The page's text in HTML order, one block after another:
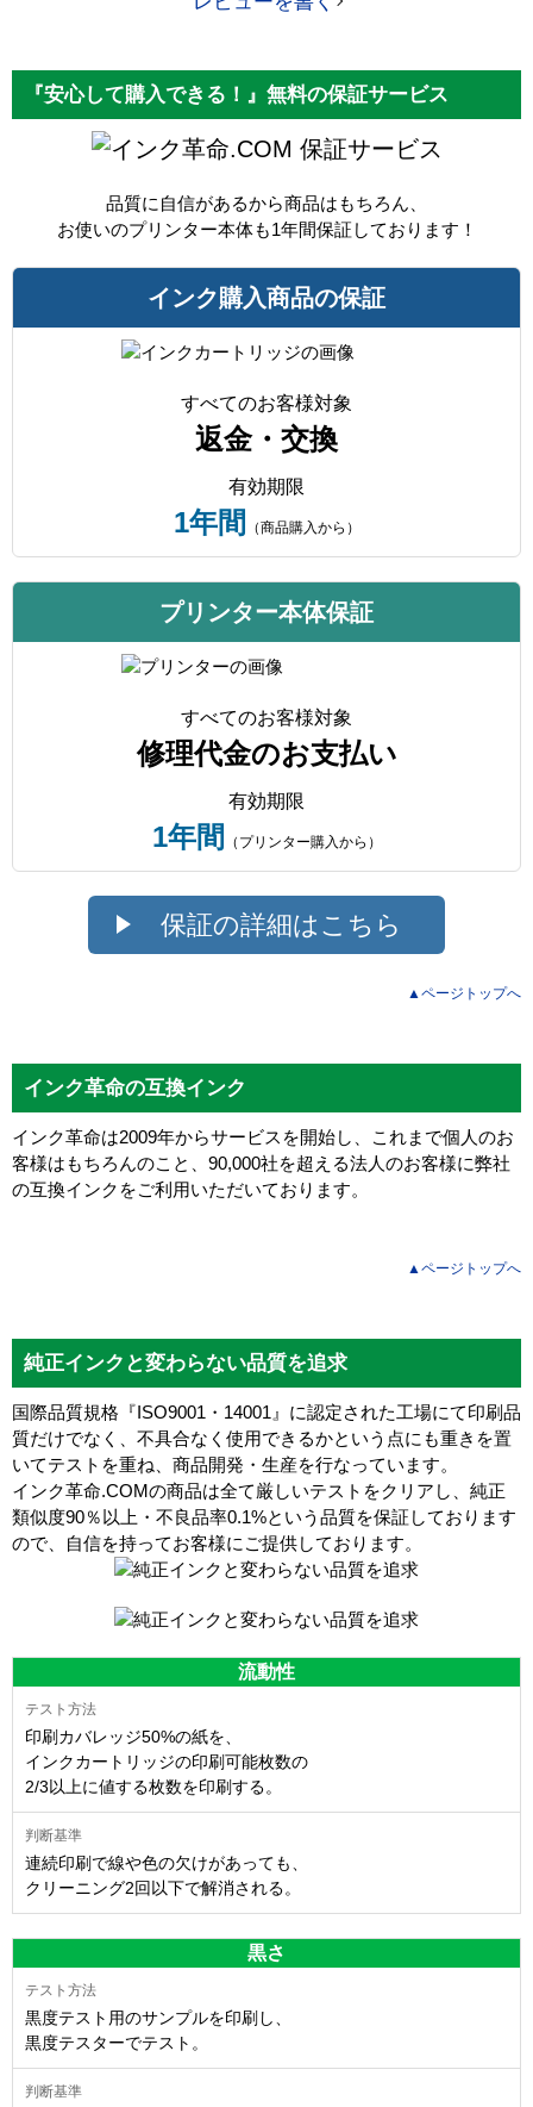
『安心して購入できる！』無料の保証サービス
保証サービス
品質に自信があるから商品はもちろん、
お使いのプリンター本体も1年間保証しております！
インク購入商品の保証
すべてのお客様対象
返金・交換
有効期限
1年間 （商品購入から）
プリンター本体保証
すべてのお客様対象
修理代金のお支払い
有効期限
1年間 （プリンター購入から）
保証の詳細はこちら
▲ページトップへ
インク革命の互換インク
インク革命は2009年からサービスを開始し、これまで個人のお
客様はもちろんのこと、90,000社を超える法人のお客様に弊社
の互換インクをご利用いただいております。
▲ページトップへ
純正インクと変わらない品質を追求
国際品質規格『ISO9001・14001』に認定された工場にて印刷品
質だけでなく、不具合なく使用できるかという点にも重きを置
いてテストを重ね、商品開発・生産を行なっています。
インク革命.COMの商品は全て厳しいテストをクリアし、 純正
類似度90％以上・不良品率0.1%という品質を保証しております
ので、自信を持ってお客様にご提供しております。
流動性
印刷カバレッジ50%の紙を、
インクカートリッジの印刷可能枚数の
2/3以上に値する枚数を印刷する。
連続印刷で線や色の欠けがあっても、
クリーニング2回以下で解消される。
黒さ
黒度テスト用のサンプルを印刷し、
黒度テスターでテスト。